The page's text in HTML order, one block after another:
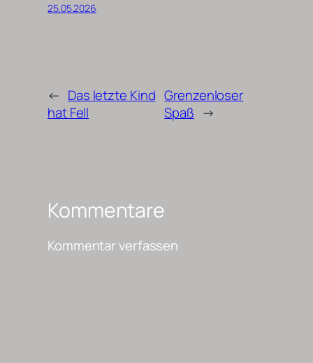
25.05.2026
← Das letzte Kind
hat Fell
Grenzenloser
Spaß →
Kommentare
Kommentar verfassen